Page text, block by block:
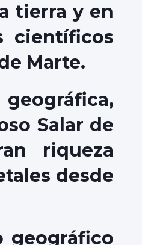
tierra y en
científicos
Marte.
Salar de
riqueza
desde